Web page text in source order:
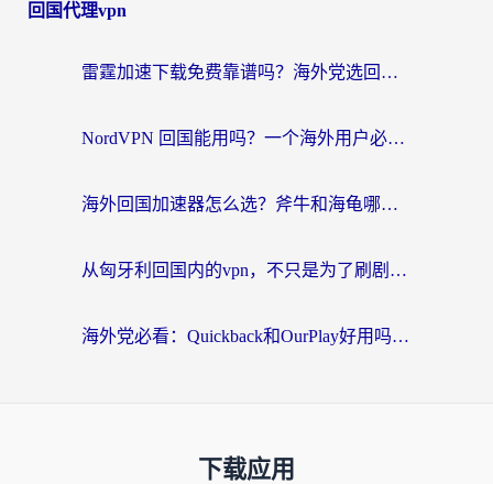
回国代理vpn
雷霆加速下载免费靠谱吗？海外党选回国加速器的避坑指南（附热门工具对比）
NordVPN 回国能用吗？一个海外用户必须面对的真实困境
海外回国加速器怎么选？斧牛和海龟哪个好？一篇帮你避开坑的实用指南
从匈牙利回国内的vpn，不只是为了刷剧那么简单
海外党必看：Quickback和OurPlay好用吗？3分钟选对回国加速器，无缝刷剧玩游戏
下载应用